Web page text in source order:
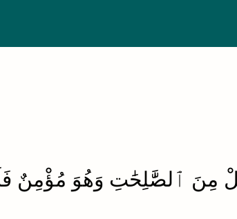
مِنَ ٱلصَّٰلِحَٰتِ وَهُوَ مُؤْمِنٌ